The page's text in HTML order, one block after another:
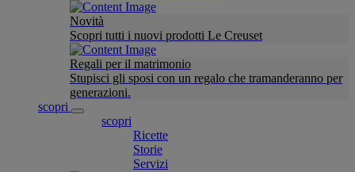
Novità
Scopri tutti i nuovi prodotti Le Creuset
Regali per il matrimonio
Stupisci gli sposi con un regalo che tramanderanno per
generazioni.
scopri
scopri
Ricette
Storie
Servizi